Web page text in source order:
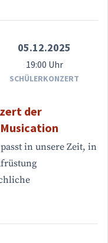
05.12.2025
19:00 Uhr
SCHÜLERKONZERT
der
in unsere Zeit, in